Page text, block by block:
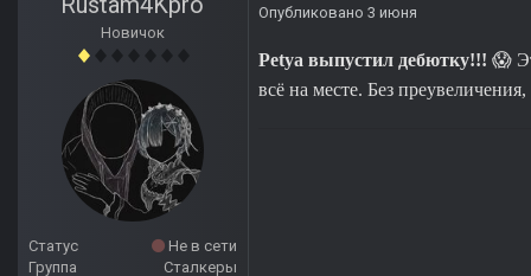
Новичок
Статус
Не в сети
Группа
Сталкеры
Опубликовано 3 июня
Petya выпустил дебютку!!! 😱
всё на месте. Без